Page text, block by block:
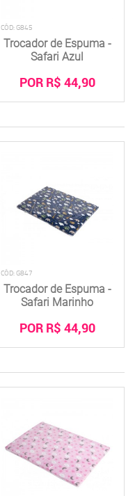
CÓD: G845
Trocador de Espuma -
Safari Azul
POR R$ 44,90
CÓD: G847
Trocador de Espuma -
Safari Marinho
POR R$ 44,90